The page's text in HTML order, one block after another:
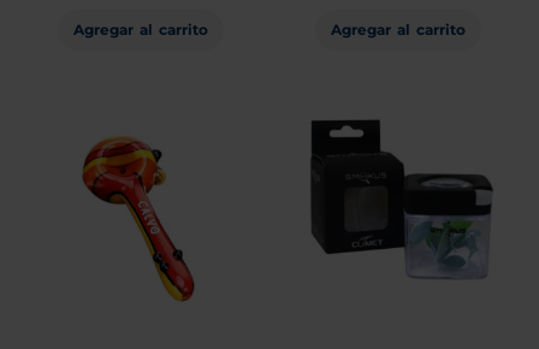
Agregar al carrito Agregar al carrito